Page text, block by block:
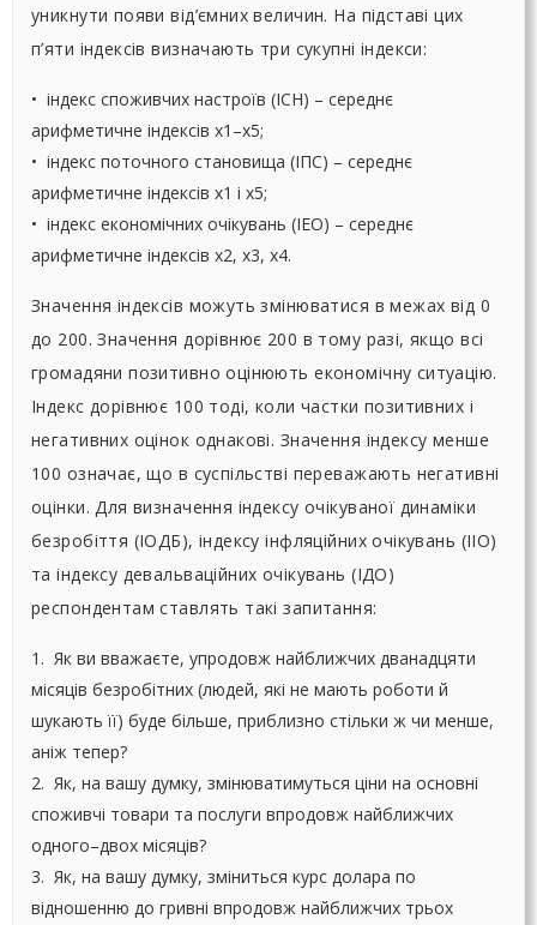
уникнути появи від’ємних величин. На підставі цих
п’яти індексів визначають три сукупні індекси:
• індекс споживчих настроїв (ІСН) – середнє
арифметичне індексів х1–х5;
• індекс поточного становища (ІПС) – середнє
арифметичне індексів х1 і х5;
• індекс економічних очікувань (ІЕО) – середнє
арифметичне індексів х2, х3, х4.
Значення індексів можуть змінюватися в межах від 0
до 200. Значення дорівнює 200 в тому разі, якщо всі
громадяни позитивно оцінюють економічну ситуацію.
Індекс дорівнює 100 тоді, коли частки позитивних і
негативних оцінок однакові. Значення індексу менше
100 означає, що в суспільстві переважають негативні
оцінки. Для визначення індексу очікуваної динаміки
безробіття (ІОДБ), індексу інфляційних очікувань (ІІО)
та індексу девальваційних очікувань (ІДО)
респондентам ставлять такі запитання:
1. Як ви вважаєте, упродовж найближчих дванадцяти
місяців безробітних (людей, які не мають роботи й
шукають її) буде більше, приблизно стільки ж чи менше,
аніж тепер?
2. Як, на вашу думку, змінюватимуться ціни на основні
споживчі товари та послуги впродовж найближчих
одного–двох місяців?
3. Як, на вашу думку, зміниться курс долара по
відношенню до гривні впродовж найближчих трьох